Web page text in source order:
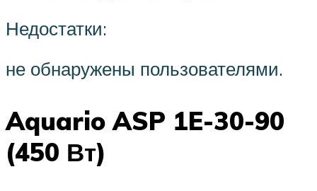
Недостатки:
не обнаружены пользователями.
Aquario ASP 1E-30-90
(450 Вт)